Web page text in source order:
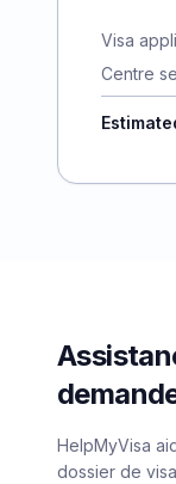
Visa
Centre
HelpMyVisa
dossier de